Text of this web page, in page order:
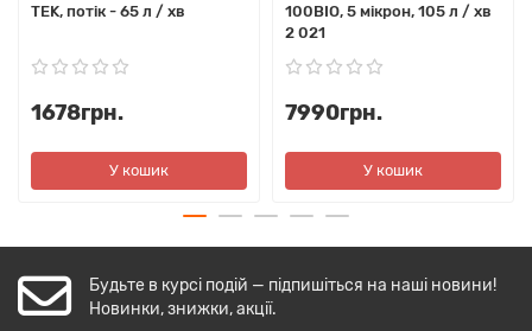
TEK, потік - 65 л / хв
1678грн.
У кошик
100BIO, 5 мікрон, 105 л / хв
2 021
7990грн.
У кошик
Будьте в курсі подій — підпишіться на наші новини!
Новинки, знижки, акції.